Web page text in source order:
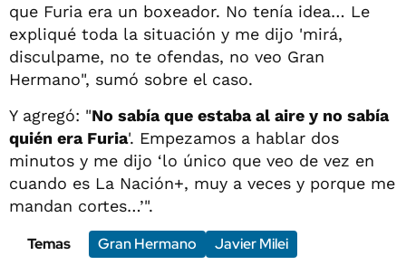
que Furia era un boxeador. No tenía idea… Le
expliqué toda la situación y me dijo 'mirá,
disculpame, no te ofendas, no veo Gran
Hermano", sumó sobre el caso.
Y agregó: "No sabía que estaba al aire y no sabía
quién era Furia'. Empezamos a hablar dos
minutos y me dijo ‘lo único que veo de vez en
cuando es La Nación+, muy a veces y porque me
mandan cortes…’".
Temas
Gran Hermano Javier Milei